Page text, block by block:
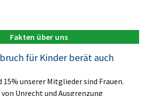
Fakten über uns
für Kinder berät auch
15% unserer Mitglieder sind Frauen.
Unrecht und Ausgrenzung